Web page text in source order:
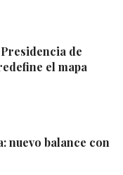
de
el mapa
nuevo balance con